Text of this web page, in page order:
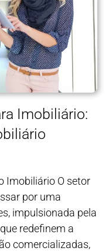
Imobiliário:
Imobiliário O setor
por uma
impulsionada pela
redefinem a
comercializadas,